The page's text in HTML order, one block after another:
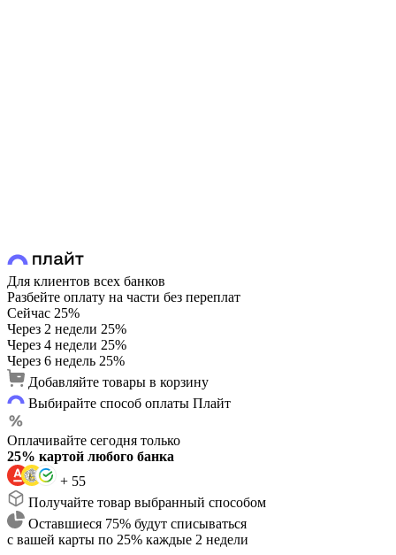
Для клиентов всех банков
Разбейте оплату на части без переплат
Сейчас 25%
Через 2 недели 25%
Через 4 недели 25%
Через 6 недель 25%
Добавляйте товары в корзину
Выбирайте способ оплаты Плайт
Оплачивайте сегодня только
25% картой любого банка
+ 55
Получайте товар выбранный способом
Оставшиеся 75% будут списываться
с вашей карты по 25% каждые 2 недели